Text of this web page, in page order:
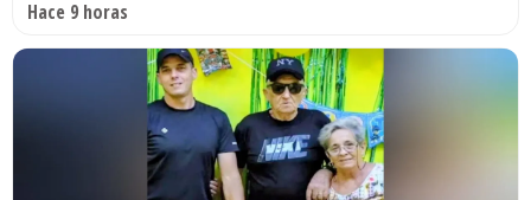
Hace 9 horas